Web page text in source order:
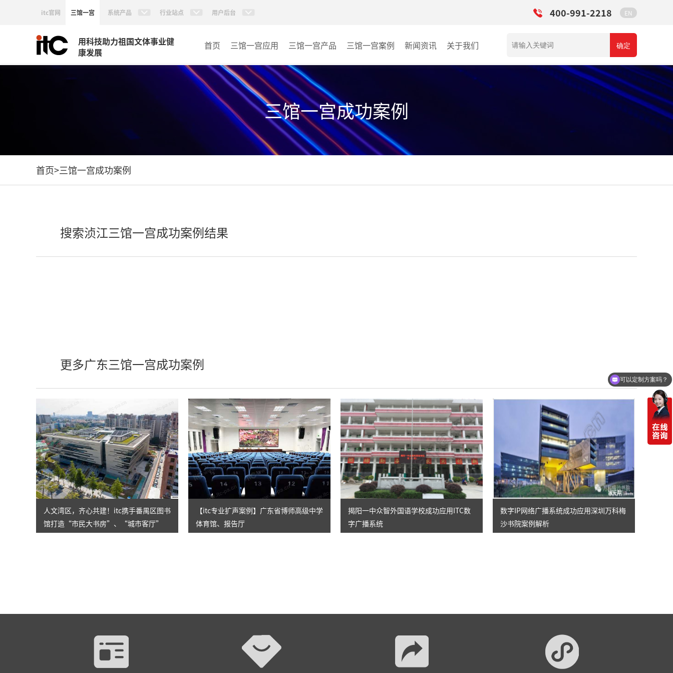
itc官网 三馆一宫 系统产品 行业站点 用户后台 400-991-2218 EN
用科技助力祖国文体事业健
康发展
首页 三馆一宫应用 三馆一宫产品
AI智慧视频会议系统
AI智慧会议平板
视频会议配件
AI智慧会议平板itchub
数字化会议设备
同声传译系列
AI智慧无纸化会议系统
AI智慧演易通软件
AI智慧语音转写系统
AI智慧录播系统
庭审录播
三馆一宫案例
博物馆
图书馆
青少年宫
新闻资讯 关于我们 确定
三馆一宫成功案例
首页>三馆一宫成功案例
搜索浈江三馆一宫成功案例结果
更多广东三馆一宫成功案例
人文湾区，齐心共建！itc携手番禺区图书
馆打造“市民大书房”、“城市客厅”
【itc专业扩声案例】广东省博师高级中学
体育馆、报告厅
揭阳一中众智外国语学校成功应用ITC数
字广播系统
数字IP网络广播系统成功应用深圳万科梅
沙书院案例解析
可以定制方案吗？